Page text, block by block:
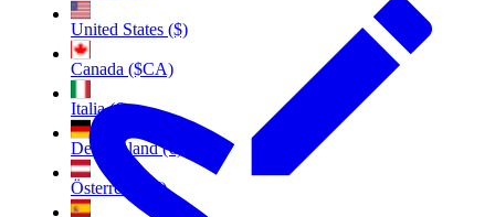
United States ($)
Canada ($CA)
Italia (€)
Deutschland (€)
Österreich (€)